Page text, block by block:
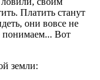
Платить станут
они вовсе не
Вот
земли: